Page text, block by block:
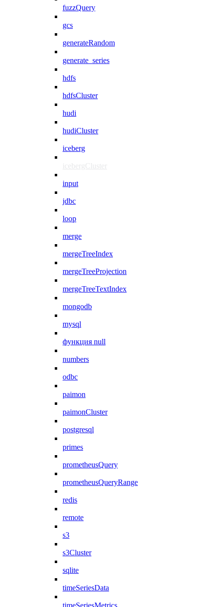
fuzzQuery
gcs
generateRandom
generate_series
hdfs
hdfsCluster
hudi
hudiCluster
iceberg
icebergCluster
input
jdbc
loop
merge
mergeTreeIndex
mergeTreeProjection
mergeTreeTextIndex
mongodb
mysql
функция null
numbers
odbc
paimon
paimonCluster
postgresql
primes
prometheusQuery
prometheusQueryRange
redis
remote
s3
s3Cluster
sqlite
timeSeriesData
timeSeriesMetrics